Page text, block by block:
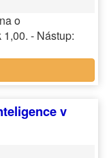
o
- Nástup:
v